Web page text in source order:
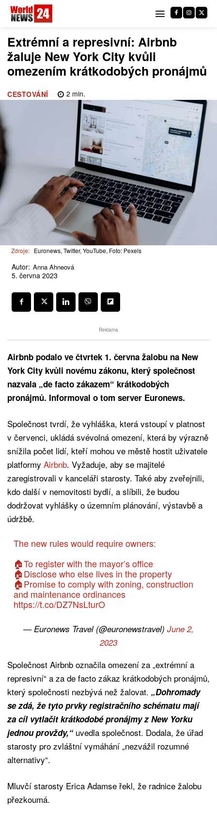
Extrémní a represivní: Airbnb
žaluje New York City kvůli
omezením krátkodobých pronájmů
CESTOVÁNÍ 2 min.
Zdroje: Euronews, Twitter, YouTube, Foto: Pexels
Autor: Anna Ahneová
5. června 2023
Reklama
Airbnb podalo ve čtvrtek 1. června žalobu na New
York City kvůli novému zákonu, který společnost
nazvala „de facto zákazem“ krátkodobých
pronájmů. Informoval o tom server Euronews.
Společnost tvrdí, že vyhláška, která vstoupí v platnost
v červenci, ukládá svévolná omezení, která by výrazně
snížila počet lidí, kteří mohou ve městě hostit uživatele
platformy Airbnb. Vyžaduje, aby se majitelé
zaregistrovali v kanceláři starosty. Také aby zveřejnili,
kdo další v nemovitosti bydlí, a slíbili, že budou
dodržovat vyhlášky o územním plánování, výstavbě a
údržbě.
The new rules would require owners:
🏠To register with the mayor’s office
🏠Disclose who else lives in the property
🏠Promise to comply with zoning, construction
and maintenance ordinances
https://t.co/DZ7NsLturO
— Euronews Travel (@euronewstravel) June 2,
2023
Společnost Airbnb označila omezení za „extrémní a
represivní“ a za de facto zákaz krátkodobých pronájmů,
který společnosti nezbývá než žalovat. „Dohromady
se zdá, že tyto prvky registračního schématu mají
za cíl vytlačit krátkodobé pronájmy z New Yorku
jednou provždy,“uvedla společnost. Dodala, že úřad
starosty pro zvláštní vymáhání „nezvážil rozumné
alternativy“.
Mluvčí starosty Erica Adamse řekl, že radnice žalobu
přezkoumá.